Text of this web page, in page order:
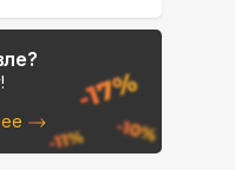
монтажа: